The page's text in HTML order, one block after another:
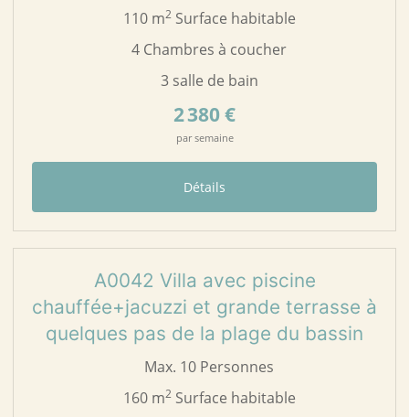
110 m2Surface habitable
4 Chambres à coucher
3 salle de bain
2 380 €
par semaine
Détails
57 A0042
A0042 Villa avec piscine
chauffée+jacuzzi et grande terrasse à
quelques pas de la plage du bassin
Max. 10 Personnes
160 m2Surface habitable